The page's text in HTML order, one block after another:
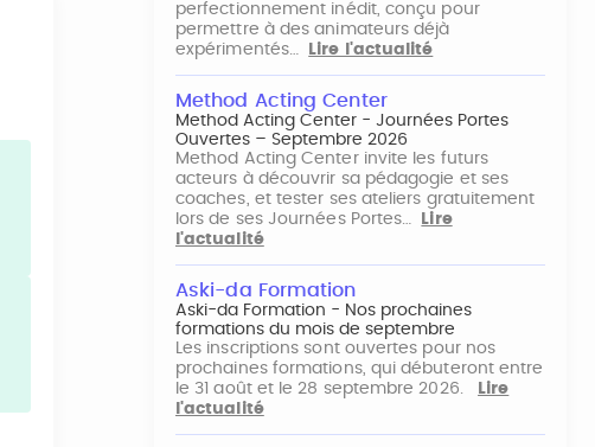
perfectionnement inédit, conçu pour
permettre à des animateurs déjà
expérimentés…
Lire l'actualité
Method Acting Center
Method Acting Center - Journées Portes
Ouvertes – Septembre 2026
Method Acting Center invite les futurs
acteurs à découvrir sa pédagogie et ses
coaches, et tester ses ateliers gratuitement
lors de ses Journées Portes…
Lire
l'actualité
Aski-da Formation
Aski-da Formation - Nos prochaines
formations du mois de septembre
Les inscriptions sont ouvertes pour nos
prochaines formations, qui débuteront entre
le 31 août et le 28 septembre 2026.
Lire
l'actualité